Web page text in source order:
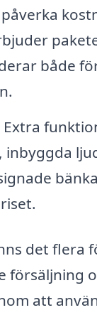
både
Extra
inbyggda
det flera
försäljning
att